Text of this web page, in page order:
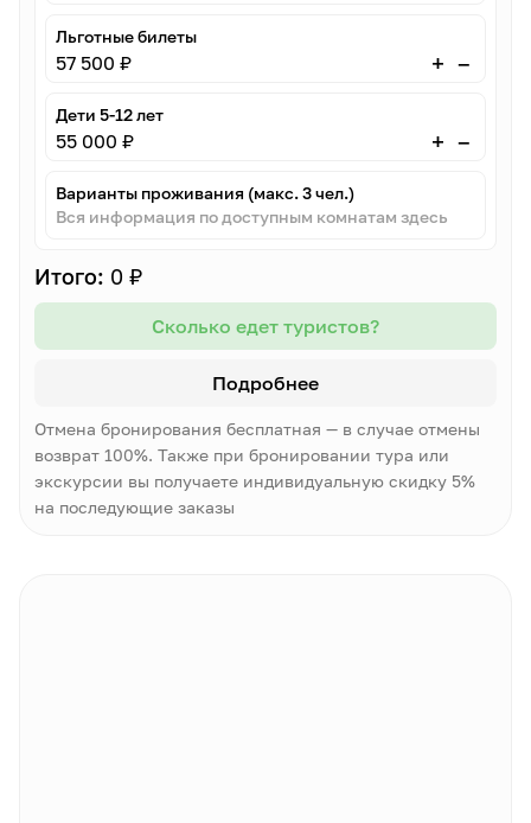
Льготные билеты
57 500 ₽ + –
Дети 5-12 лет
55 000 ₽ + –
Варианты проживания (макс. 3 чел.)
Вся информация по доступным комнатам здесь
Итого: 0 ₽
Сколько едет туристов?
Подробнее
Отмена бронирования бесплатная — в случае отмены
возврат 100%. Также при бронировании тура или
экскурсии вы получаете индивидуальную скидку 5%
на последующие заказы